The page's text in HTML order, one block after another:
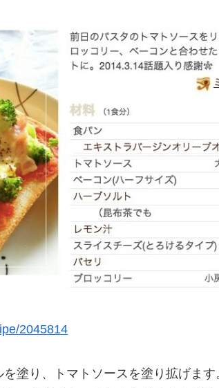
2045814
塗り、トマトソースを塗り拡げま